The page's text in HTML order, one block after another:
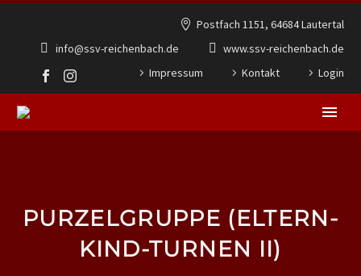
Postfach 1151, 64684 Lautertal
info@ssv-reichenbach.de
www.ssv-reichenbach.de
Impressum
Kontakt Login
PURZELGRUPPE (ELTERN-
KIND-TURNEN II)